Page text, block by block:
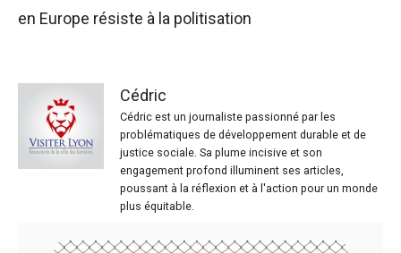
en Europe résiste à la politisation
Cédric
Cédric est un journaliste passionné par les
problématiques de développement durable et de
justice sociale. Sa plume incisive et son
engagement profond illuminent ses articles,
poussant à la réflexion et à l'action pour un monde
plus équitable.